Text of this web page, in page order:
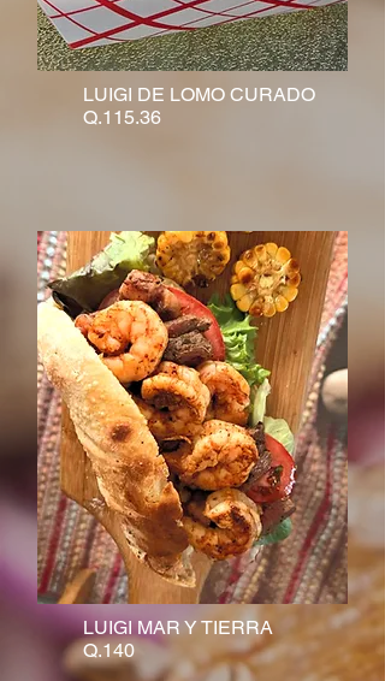
LUIGI DE LOMO CURADO
Q.115.36
LUIGI MAR Y TIERRA
Q.140